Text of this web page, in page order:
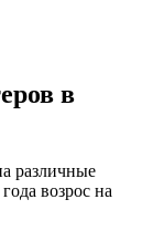
в
различные
возрос на